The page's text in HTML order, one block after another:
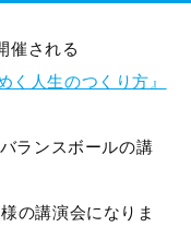
催される
く人生のつくり方』
ランスボールの講
様の講演会になりま